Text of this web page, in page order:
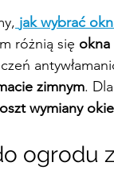
jak wybrać
różnią się okna
zimnym.
wymiany
ogrodu